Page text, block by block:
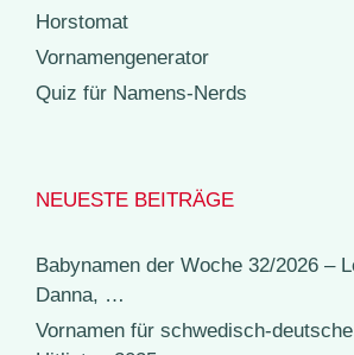
Horstomat
Vornamengenerator
Quiz für Namens-Nerds
NEUESTE BEITRÄGE
Babynamen der Woche 32/2026 –
Danna, …
Vornamen für schwedisch-